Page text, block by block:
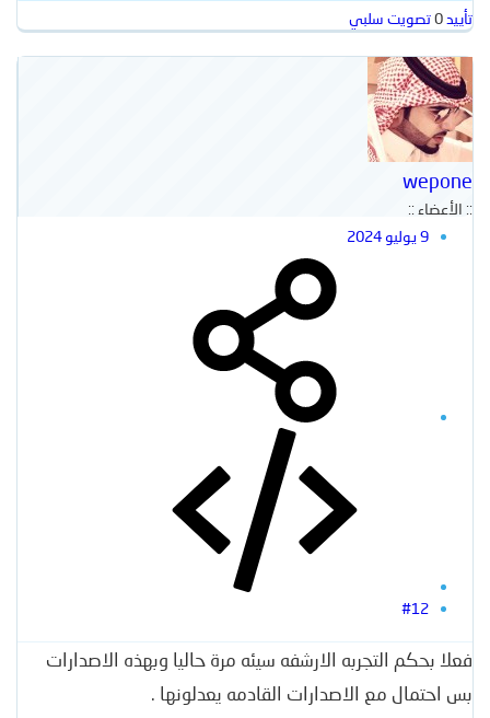
تأييد 0تصويت سلبي
wepone
:: الأعضاء ::
9 يوليو 2024
#12
فعلا بحكم التجربه الارشفه سيئه مرة حاليا وبهذه الاصدارات
بس احتمال مع الاصدارات القادمه يعدلونها .